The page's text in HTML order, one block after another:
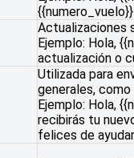
Actualizaciones
Ejemplo: Hola,
actualización o
Utilizada para
generales,
Ejemplo: Hola,
recibirás tu
felices de